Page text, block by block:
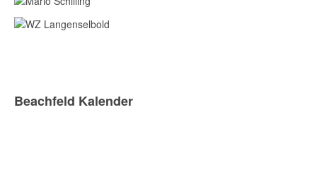
Beachfeld Kalender